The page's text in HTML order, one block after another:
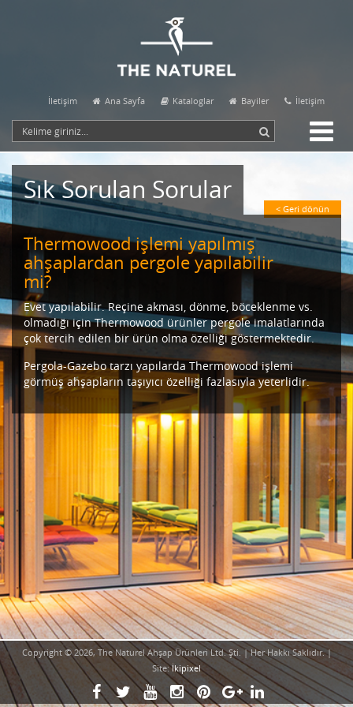
İletişim Ana Sayfa Kataloglar Bayiler İletişim
Sık Sorulan Sorular
< Geri dönün
Thermowood işlemi yapılmış
ahşaplardan pergole yapılabilir
mi?
Evet yapılabilir. Reçine akması, dönme, böceklenme vs.
olmadığı için Thermowood ürünler pergole imalatlarında
çok tercih edilen bir ürün olma özelliği göstermektedir.
Pergola-Gazebo tarzı yapılarda Thermowood işlemi
görmüş ahşapların taşıyıcı özelliği fazlasıyla yeterlidir.
Copyright © 2026, The Naturel Ahşap Ürünleri Ltd. Şti. | Her Hakkı Saklıdır. |
Site:İkipixel